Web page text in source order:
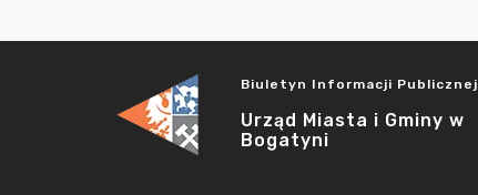
Biuletyn Informacji Publicznej
Urząd Miasta i Gminy w
Bogatyni